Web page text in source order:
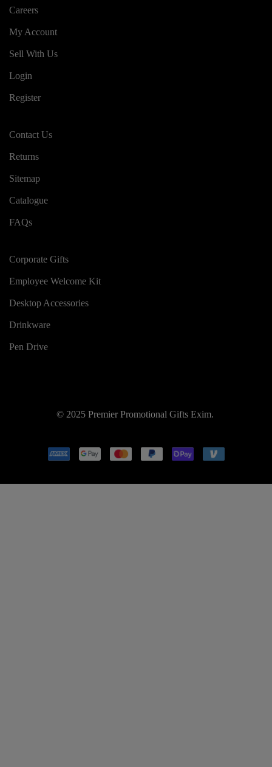
Careers
My Account
Sell With Us
Login
Register
Contact Us
Returns
Sitemap
Catalogue
FAQs
Corporate Gifts
Employee Welcome Kit
Desktop Accessories
Drinkware
Pen Drive
© 2025 Premier Promotional Gifts Exim.